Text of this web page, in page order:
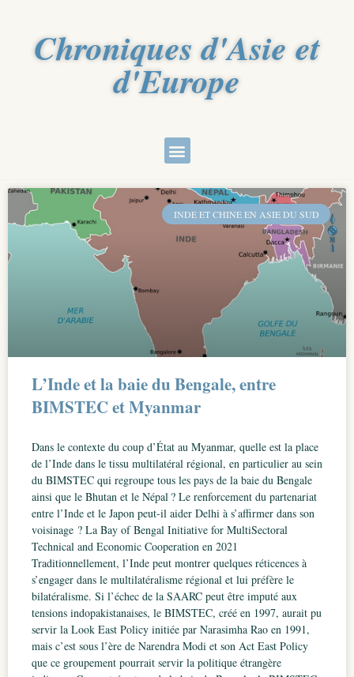
Chroniques d'Asie et
d'Europe
INDE ET CHINE EN ASIE DU SUD
L’Inde et la baie du Bengale, entre
BIMSTEC et Myanmar
Dans le contexte du coup d’État au Myanmar, quelle est la place
de l’Inde dans le tissu multilatéral régional, en particulier au sein
du BIMSTEC qui regroupe tous les pays de la baie du Bengale
ainsi que le Bhutan et le Népal ? Le renforcement du partenariat
entre l’Inde et le Japon peut-il aider Delhi à s’affirmer dans son
voisinage ? La Bay of Bengal Initiative for MultiSectoral
Technical and Economic Cooperation en 2021
Traditionnellement, l’Inde peut montrer quelques réticences à
s’engager dans le multilatéralisme régional et lui préfère le
bilatéralisme. Si l’échec de la SAARC peut être imputé aux
tensions indopakistanaises, le BIMSTEC, créé en 1997, aurait pu
servir la Look East Policy initiée par Narasimha Rao en 1991,
mais c’est sous l’ère de Narendra Modi et son Act East Policy
que ce groupement pourrait servir la politique étrangère